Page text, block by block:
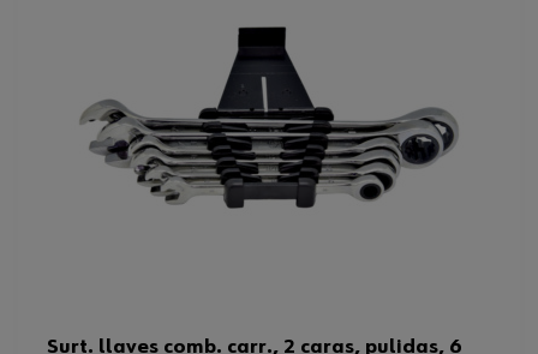
Surt. llaves comb. carr., 2 caras, pulidas, 6